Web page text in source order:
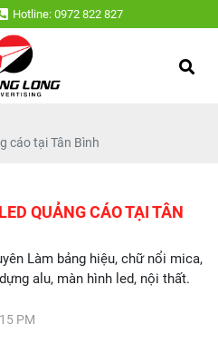
đèn, mặt dựng alu, màn hình led,
Hotline: 0972 822 827
cáo tại Tân Bình
QUẢNG CÁO TẠI TÂN
Làm bảng hiệu, chữ nổi mica,
alu, màn hình led, nội thất.
PM